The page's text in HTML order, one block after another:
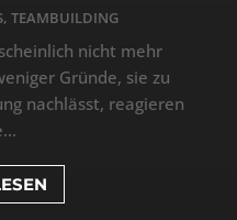
, TEAMBUILDING
nicht mehr
Gründe, sie zu
nachlässt, reagieren